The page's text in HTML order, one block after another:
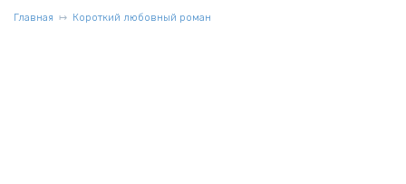
Главная Короткий любовный роман